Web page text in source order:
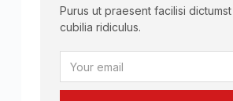
Purus ut praesent facilisi
cubilia ridiculus.